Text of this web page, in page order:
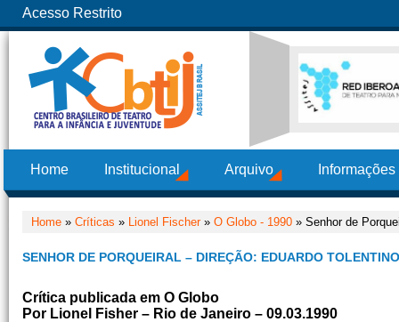
Acesso Restrito
Home Institucional Arquivo
Home » Críticas » Lionel Fischer» O Globo - 1990 » Senhor de
SENHOR DE PORQUEIRAL – DIREÇÃO: EDUARDO
Crítica publicada em O Globo
Por Lionel Fisher – Rio de Janeiro – 09.03.1990